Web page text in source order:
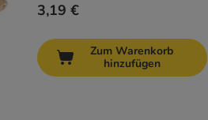
3,19 €
Zum Warenkorb
hinzufügen